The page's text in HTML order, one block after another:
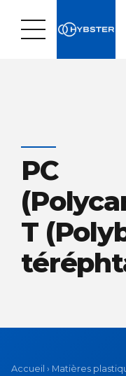
PC
T
Accueil › Matières